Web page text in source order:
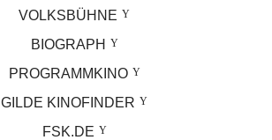
VOLKSBÜHNE
BIOGRAPH
PROGRAMMKINO
GILDE KINOFINDER
FSK.DE